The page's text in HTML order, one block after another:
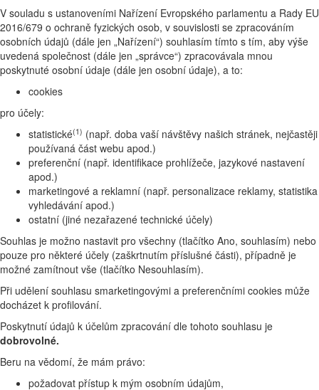
V souladu s ustanoveními Nařízení Evropského parlamentu a Rady EU
2016/679 o ochraně fyzických osob, v souvislosti se zpracováním
osobních údajů (dále jen „Nařízení“) souhlasím tímto s tím, aby výše
uvedená společnost (dále jen „správce“) zpracovávala mnou
poskytnuté osobní údaje (dále jen osobní údaje), a to:
cookies
pro účely:
statistické(1) (např. doba vaší návštěvy našich stránek, nejčastěji
používaná část webu apod.)
preferenční (např. identifikace prohlížeče, jazykové nastavení
apod.)
marketingové a reklamní (např. personalizace reklamy, statistika
vyhledávání apod.)
ostatní (jiné nezařazené technické účely)
Souhlas je možno nastavit pro všechny (tlačítko Ano, souhlasím) nebo
pouze pro některé účely (zaškrtnutím příslušné části), případně je
možné zamítnout vše (tlačítko Nesouhlasím).
Při udělení souhlasu smarketingovými a preferenčními cookies může
docházet k profilování.
Poskytnutí údajů k účelům zpracování dle tohoto souhlasu je
dobrovolné.
Beru na vědomí, že mám právo:
požadovat přístup k mým osobním údajům,